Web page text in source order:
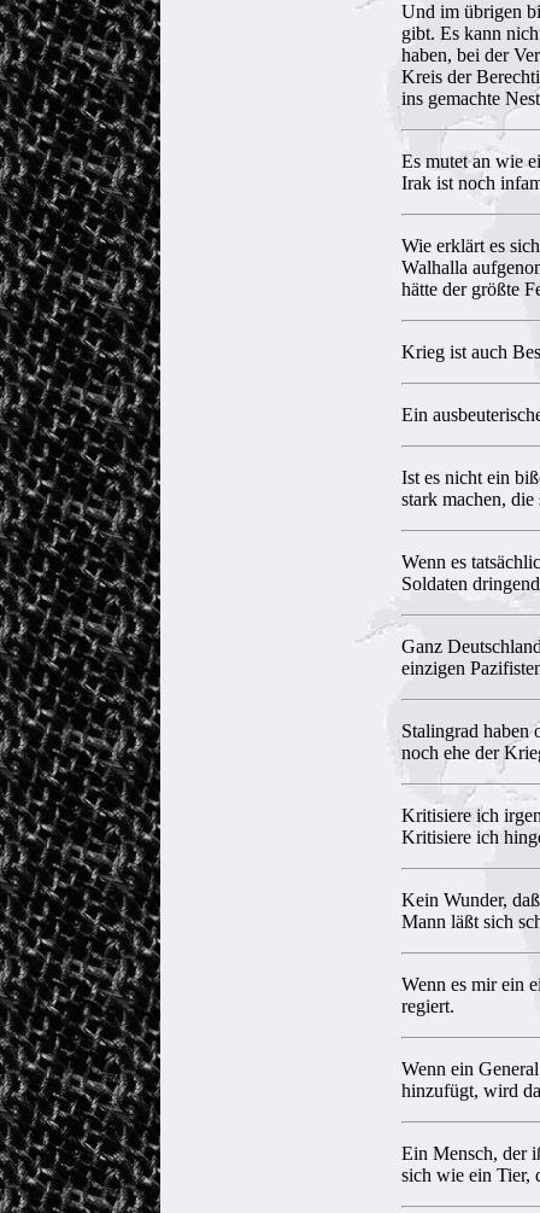
Und im übrigen
gibt. Es kann
haben, bei der
Kreis der
ins gemachte
Es mutet an wie
Irak ist noch
Wie erklärt es
Walhalla
hätte der größte
Krieg ist auch
Ein
Ist es nicht ein
stark machen,
Wenn es
Soldaten
Ganz
einzigen
Stalingrad haben
noch ehe der
Kritisiere ich
Kritisiere ich
Kein Wunder,
Mann läßt sich
Wenn es mir ein
regiert.
Wenn ein
hinzufügt, wird
Ein Mensch, der
sich wie ein Tier,